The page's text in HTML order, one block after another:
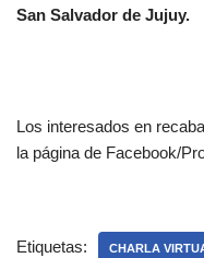
San Salvador de Jujuy.
Los interesados en
la página de Facebook/
Etiquetas: CHARLA